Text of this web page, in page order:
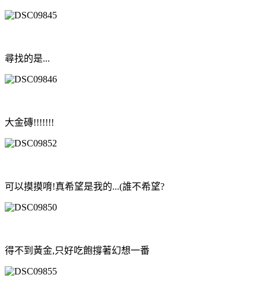
尋找的是...
大金磚!!!!!!!
可以摸摸唷!真希望是我的...(誰不希望?
得不到黃金,只好吃飽撐著幻想一番